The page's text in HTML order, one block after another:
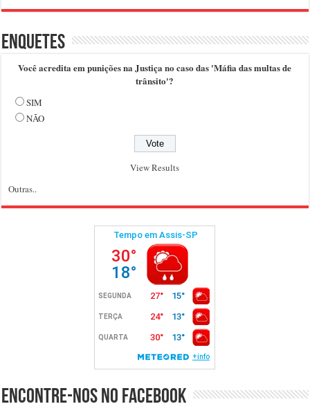
Enquetes
Você acredita em punições na Justiça no caso das 'Máfia das multas de
trânsito'?
SIM
NÃO
View Results
Outras..
Encontre-nos no Facebook